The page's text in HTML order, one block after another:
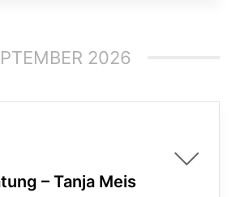
2026
– Tanja Meis